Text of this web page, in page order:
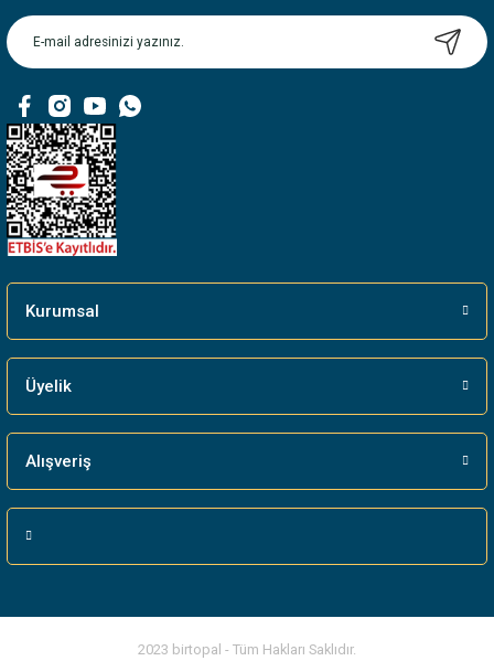
Ürün açıklamasında eksik bilgiler bulunuyor.
Ürün bilgilerinde hatalar bulunuyor.
Bu ürüne benzer farklı alternatifler olmalı.
Kurumsal
Üyelik
Alışveriş
2023 birtopal - Tüm Hakları Saklıdır.